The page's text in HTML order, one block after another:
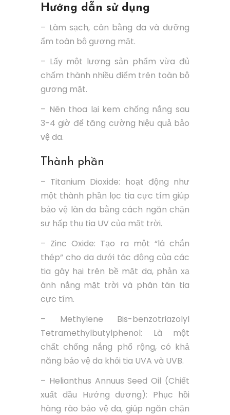
Hướng dẫn sử dụng
– Làm sạch, cân bằng da và dưỡng
ẩm toàn bộ gương mặt.
– Lấy một lượng sản phẩm vừa đủ
chấm thành nhiều điểm trên toàn bộ
gương mặt.
– Nên thoa lại kem chống nắng sau
3-4 giờ để tăng cường hiệu quả bảo
vệ da.
Thành phần
– Titanium Dioxide: hoạt động như
một thành phần lọc tia cực tím giúp
bảo vệ làn da bằng cách ngăn chặn
sự hấp thụ tia UV của mặt trời.
– Zinc Oxide: Tạo ra một “lá chắn
thép” cho da dưới tác động của các
tia gây hại trên bề mặt da, phản xạ
ánh nắng mặt trời và phân tán tia
cực tím.
– Methylene Bis-benzotriazolyl
Tetramethylbutylphenol: Là một
chất chống nắng phổ rộng, có khả
năng bảo vệ da khỏi tia UVA và UVB.
– Helianthus Annuus Seed Oil (Chiết
xuất dầu Hướng dương): Phục hồi
hàng rào bảo vệ da, giúp ngăn chặn